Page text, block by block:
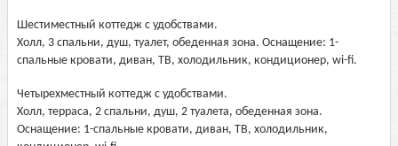
Шестиместный коттедж с удобствами.
Холл, 3 спальни, душ, туалет, обеденная зона. Оснащение: 1-
спальные кровати, диван, ТВ, холодильник, кондиционер, wi-fi.
Четырехместный коттедж с удобствами.
Холл, терраса, 2 спальни, душ, 2 туалета, обеденная зона.
Оснащение: 1-спальные кровати, диван, ТВ, холодильник,